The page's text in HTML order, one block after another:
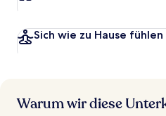
Sich wie zu Hause fühlen
Warum wir diese